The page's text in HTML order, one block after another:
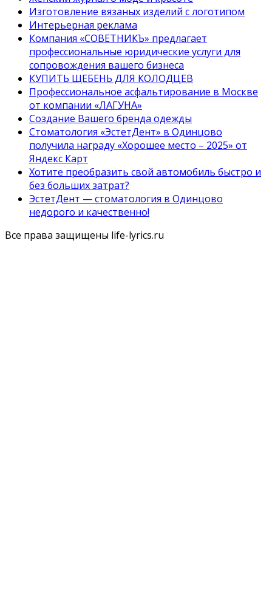
Изготовление вязаных изделий с логотипом
Интерьерная реклама
Компания «СОВЕТНИКЪ» предлагает
профессиональные юридические услуги для
сопровождения вашего бизнеса
КУПИТЬ ЩЕБЕНЬ ДЛЯ КОЛОДЦЕВ
Профессиональное асфальтирование в Москве
от компании «ЛАГУНА»
Создание Вашего бренда одежды
Стоматология «ЭстетДент» в Одинцово
получила награду «Хорошее место – 2025» от
Яндекс Карт
Хотите преобразить свой автомобиль быстро и
без больших затрат?
ЭстетДент — стоматология в Одинцово
недорого и качественно!
Все права защищены life-lyrics.ru